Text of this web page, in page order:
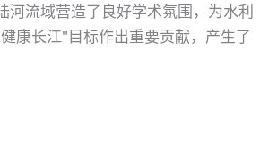
河流域营造了良好学术氛围，为水利
康长江"目标作出重要贡献，产生了